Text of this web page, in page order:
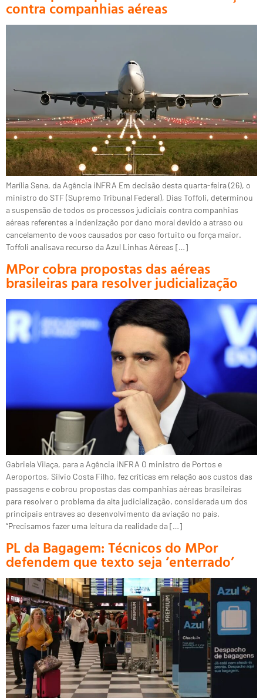
contra companhias aéreas
Marília Sena, da Agência iNFRA Em decisão desta quarta-feira (26), o
ministro do STF (Supremo Tribunal Federal), Dias Toffoli, determinou
a suspensão de todos os processos judiciais contra companhias
aéreas referentes a indenização por dano moral devido a atraso ou
cancelamento de voos causados por caso fortuito ou força maior.
Toffoli analisava recurso da Azul Linhas Aéreas […]
MPor cobra propostas das aéreas
brasileiras para resolver judicialização
Gabriela Vilaça, para a Agência iNFRA O ministro de Portos e
Aeroportos, Silvio Costa Filho, fez críticas em relação aos custos das
passagens e cobrou propostas das companhias aéreas brasileiras
para resolver o problema da alta judicialização, considerada um dos
principais entraves ao desenvolvimento da aviação no país.
“Precisamos fazer uma leitura da realidade da […]
PL da Bagagem: Técnicos do MPor
defendem que texto seja ‘enterrado’